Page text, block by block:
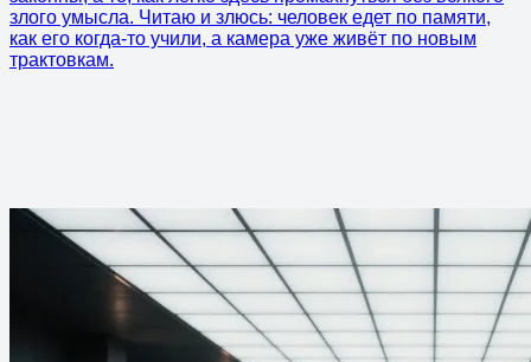
злого умысла. Читаю и злюсь: человек едет по памяти,
как его когда-то учили, а камера уже живёт по новым
трактовкам.